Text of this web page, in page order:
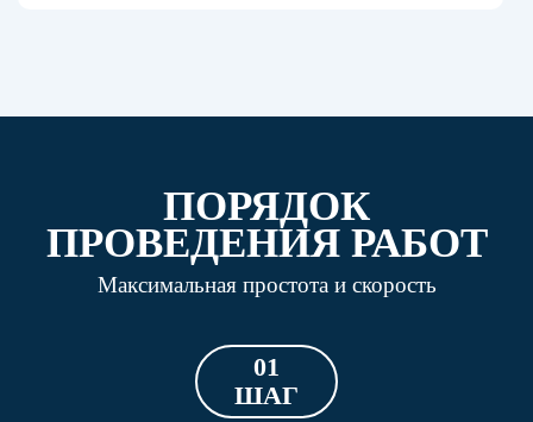
ПОРЯДОК
ПРОВЕДЕНИЯ РАБОТ
Максимальная простота и скорость
01
ШАГ